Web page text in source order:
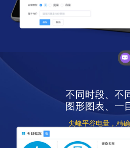
不同时段、不
图形图表、一
尖峰平谷电量，精